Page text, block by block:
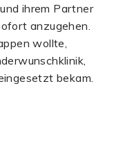
ihrem Partner
anzugehen.
wollte,
bekam.